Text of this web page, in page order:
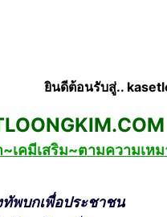
ยินดีต้อนรับสู่..
เคมีเสริม~ตามความเห
อประชาชน